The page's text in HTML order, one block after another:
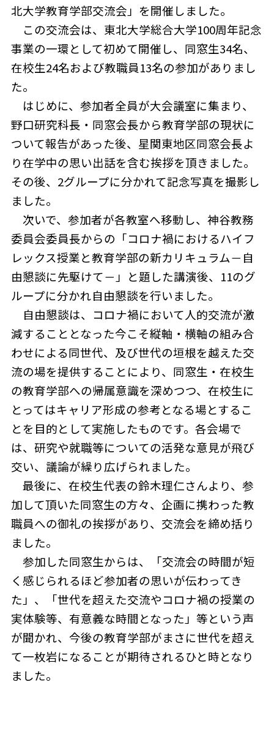
北大学教育学部交流会」を開催しました。
この交流会は、東北大学総合大学100周年記念
事業の一環として初めて開催し、同窓生34名、
在校生24名および教職員13名の参加がありまし
た。
はじめに、参加者全員が大会議室に集まり、
野口研究科長・同窓会長から教育学部の現状に
ついて報告があった後、星関東地区同窓会長よ
り在学中の思い出話を含む挨拶を頂きました。
その後、2グループに分かれて記念写真を撮影し
ました。
次いで、参加者が各教室へ移動し、神谷教務
委員会委員長からの「コロナ禍におけるハイフ
レックス授業と教育学部の新カリキュラム－自
由懇談に先駆けて－」と題した講演後、11のグ
ループに分かれ自由懇談を行いました。
自由懇談は、コロナ禍において人的交流が激
減することとなった今こそ縦軸・横軸の組み合
わせによる同世代、及び世代の垣根を越えた交
流の場を提供することにより、同窓生・在校生
の教育学部への帰属意識を深めつつ、在校生に
とってはキャリア形成の参考となる場とするこ
とを目的として実施したものです。各会場で
は、研究や就職等についての活発な意見が飛び
交い、議論が繰り広げられました。
最後に、在校生代表の鈴木理仁さんより、参
加して頂いた同窓生の方々、企画に携わった教
職員への御礼の挨拶があり、交流会を締め括り
ました。
参加した同窓生からは、「交流会の時間が短
く感じられるほど参加者の思いが伝わってき
た」、「世代を超えた交流やコロナ禍の授業の
実体験等、有意義な時間となった」等という声
が聞かれ、今後の教育学部がまさに世代を超え
て一枚岩になることが期待されるひと時となり
ました。